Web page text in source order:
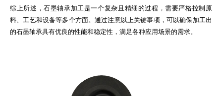
综上所述，石墨轴承加工是一个复杂且精细的过程，需要严格控制原
料、工艺和设备等多个方面。通过注意以上关键事项，可以确保加工出
的石墨轴承具有优良的性能和稳定性，满足各种应用场景的需求。